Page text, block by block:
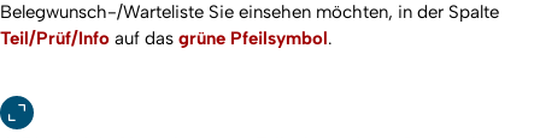
Belegwunsch-/Warteliste Sie einsehen möchten, in der Spalte
Teil/Prüf/Info auf das grüne Pfeilsymbol.